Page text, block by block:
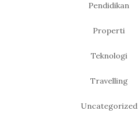
Pendidikan
Properti
Teknologi
Travelling
Uncategorized